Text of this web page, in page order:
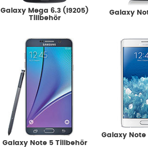
Galaxy Mega 6.3 (i9205)
Tillbehör
Galaxy
Galaxy Note 5 Tillbehör
Galaxy Note